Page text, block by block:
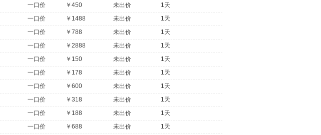
一口价 ￥450 未出价
1天
一口价 ￥1488 未出价
1天
一口价 ￥788 未出价
1天
一口价 ￥2888 未出价
1天
一口价 ￥150 未出价
1天
一口价 ￥178 未出价
1天
一口价 ￥600 未出价
1天
一口价 ￥318 未出价
1天
一口价 ￥188 未出价
1天
一口价 ￥688 未出价
1天